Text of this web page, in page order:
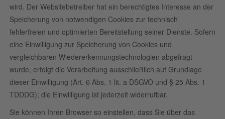
wird. Der Websitebetreiber hat ein berechtigtes Interesse an der
Speicherung von notwendigen Cookies zur technisch
fehlerfreien und optimierten Bereitstellung seiner Dienste. Sofern
eine Einwilligung zur Speicherung von Cookies und
vergleichbaren Wiedererkennungstechnologien abgefragt
wurde, erfolgt die Verarbeitung ausschließlich auf Grundlage
dieser Einwilligung (Art. 6 Abs. 1 lit. a DSGVO und § 25 Abs. 1
TDDDG); die Einwilligung ist jederzeit widerrufbar.
Sie können Ihren Browser so einstellen, dass Sie über das